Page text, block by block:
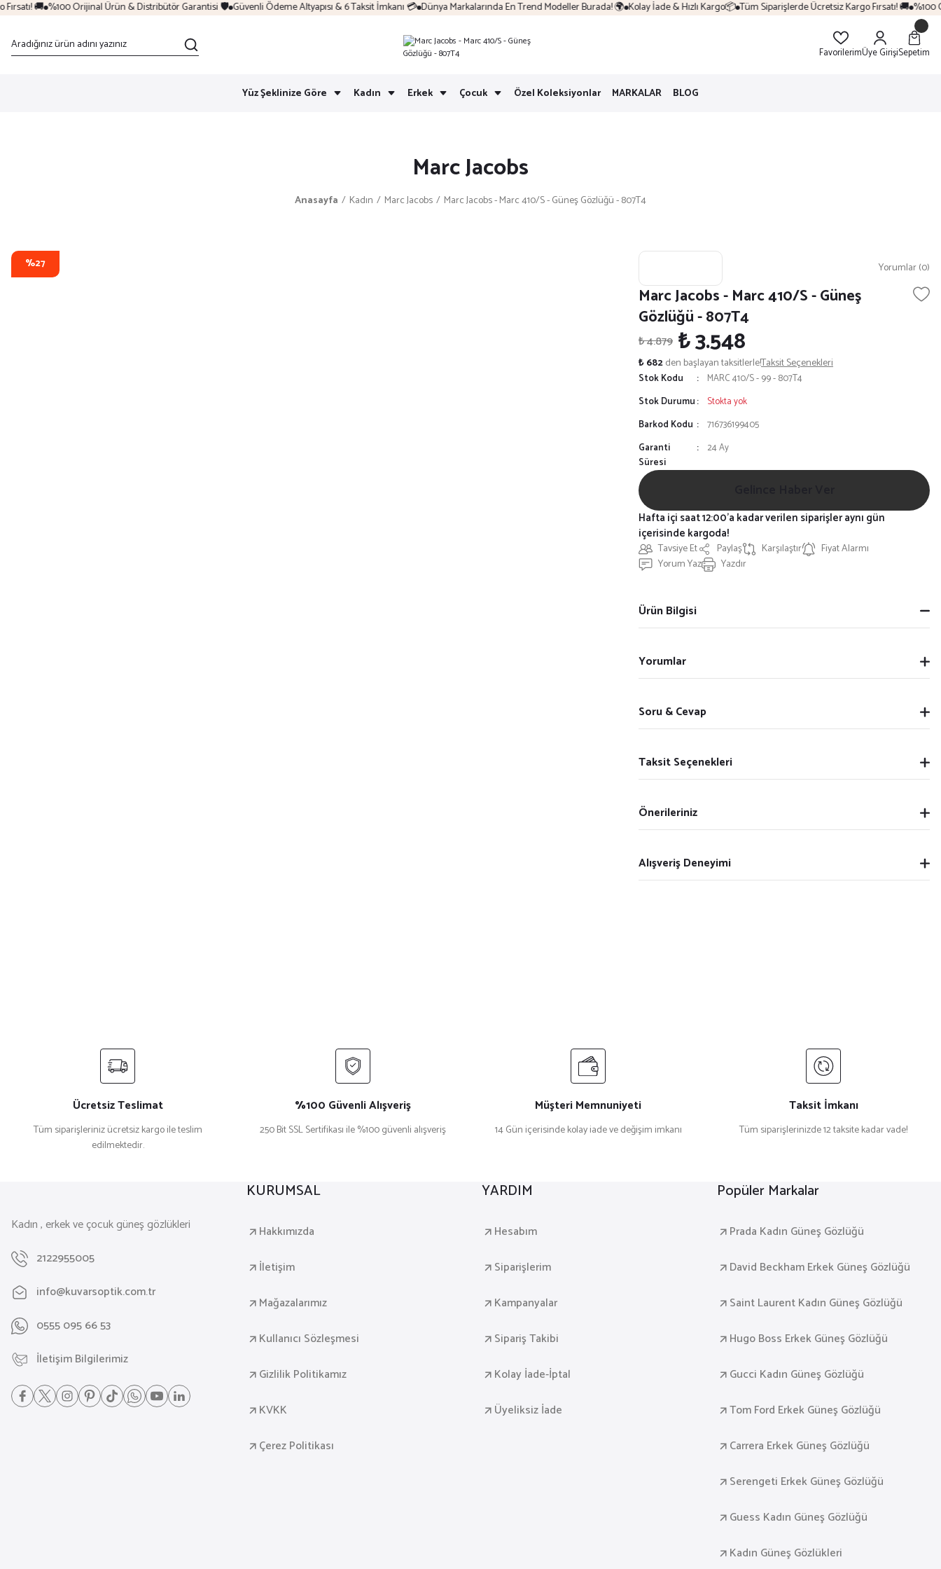
🚚 %100 Orijinal Ürün & Distribütör Garantisi 🛡️ Güvenli Ödeme Altyapısı & 6 Taksit İmkanı 💳 Dünya Markalarında En Trend Modeller Burada! 🌍 Kolay İade & Hızlı Kargo📦 Tüm Siparişlerde Ücretsiz Kargo Fırsatı! 🚚 %100
FavorilerimÜye GirişiSepetim
Yüz Şeklinize Göre Kadın Erkek Çocuk Özel Koleksiyonlar MARKALAR BLOG
Marc Jacobs
Anasayfa Kadın Marc Jacobs Marc Jacobs - Marc 410/S - Güneş Gözlüğü - 807T4
%27 Yorumlar (0)
Marc Jacobs - Marc 410/S - Güneş
Gözlüğü - 807T4
₺ 4.879 ₺ 3.548
₺ 682den başlayan taksitlerle!Taksit Seçenekleri
Stok Kodu
MARC 410/S - 99 - 807T4
Stok Durumu
Stokta yok
Barkod Kodu
716736199405
Garanti
Süresi
24 Ay
Tavsiye Et Paylaş Karşılaştır
Fiyat Alarmı
Yorum Yaz
Yazdır
Hafta içi saat 12:00'a kadar verilen siparişler aynı gün
içerisinde kargoda!
Ürün Bilgisi
Yorumlar
Soru & Cevap
Taksit Seçenekleri
Önerileriniz
Alışveriş Deneyimi
Ücretsiz Teslimat
Tüm siparişleriniz ücretsiz kargo ile teslim
edilmektedir.
%100 Güvenli Alışveriş
250 Bit SSL Sertifikası ile %100 güvenli alışveriş
Müşteri Memnuniyeti
14 Gün içerisinde kolay iade ve değişim imkanı
Taksit İmkanı
Tüm siparişlerinizde 12 taksite kadar vade!
Kadın , erkek ve çocuk güneş gözlükleri
2122955005
info@kuvarsoptik.com.tr
0555 095 66 53
İletişim Bilgilerimiz
KURUMSAL
Hakkımızda
İletişim
Mağazalarımız
Kullanıcı Sözleşmesi
Gizlilik Politikamız
KVKK
Çerez Politikası
YARDIM
Hesabım
Siparişlerim
Kampanyalar
Sipariş Takibi
Kolay İade-İptal
Üyeliksiz İade
Popüler Markalar
Prada Kadın Güneş Gözlüğü
David Beckham Erkek Güneş Gözlüğü
Saint Laurent Kadın Güneş Gözlüğü
Hugo Boss Erkek Güneş Gözlüğü
Gucci Kadın Güneş Gözlüğü
Tom Ford Erkek Güneş Gözlüğü
Carrera Erkek Güneş Gözlüğü
Serengeti Erkek Güneş Gözlüğü
Guess Kadın Güneş Gözlüğü
Kadın Güneş Gözlükleri